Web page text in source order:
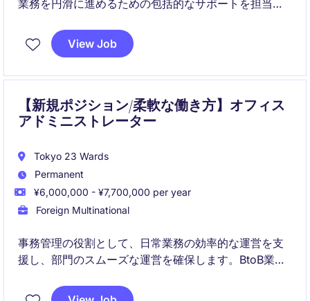
業務を円滑に進めるための包括的なサポートを担当し
調整業務を通じて、組織全体の生産性向上に貢献して
いただきます。
View Job
【新規ポジション/柔軟な働き方】オフィス
アドミニストレーター
Tokyo 23 Wards
Permanent
¥6,000,000 - ¥7,700,000 per year
Foreign Multinational
事務管理の役割として、日常業務の効率的な運営を支
援し、部門のスムーズな運営を確保します。BtoB業界
きる方を募集しています。